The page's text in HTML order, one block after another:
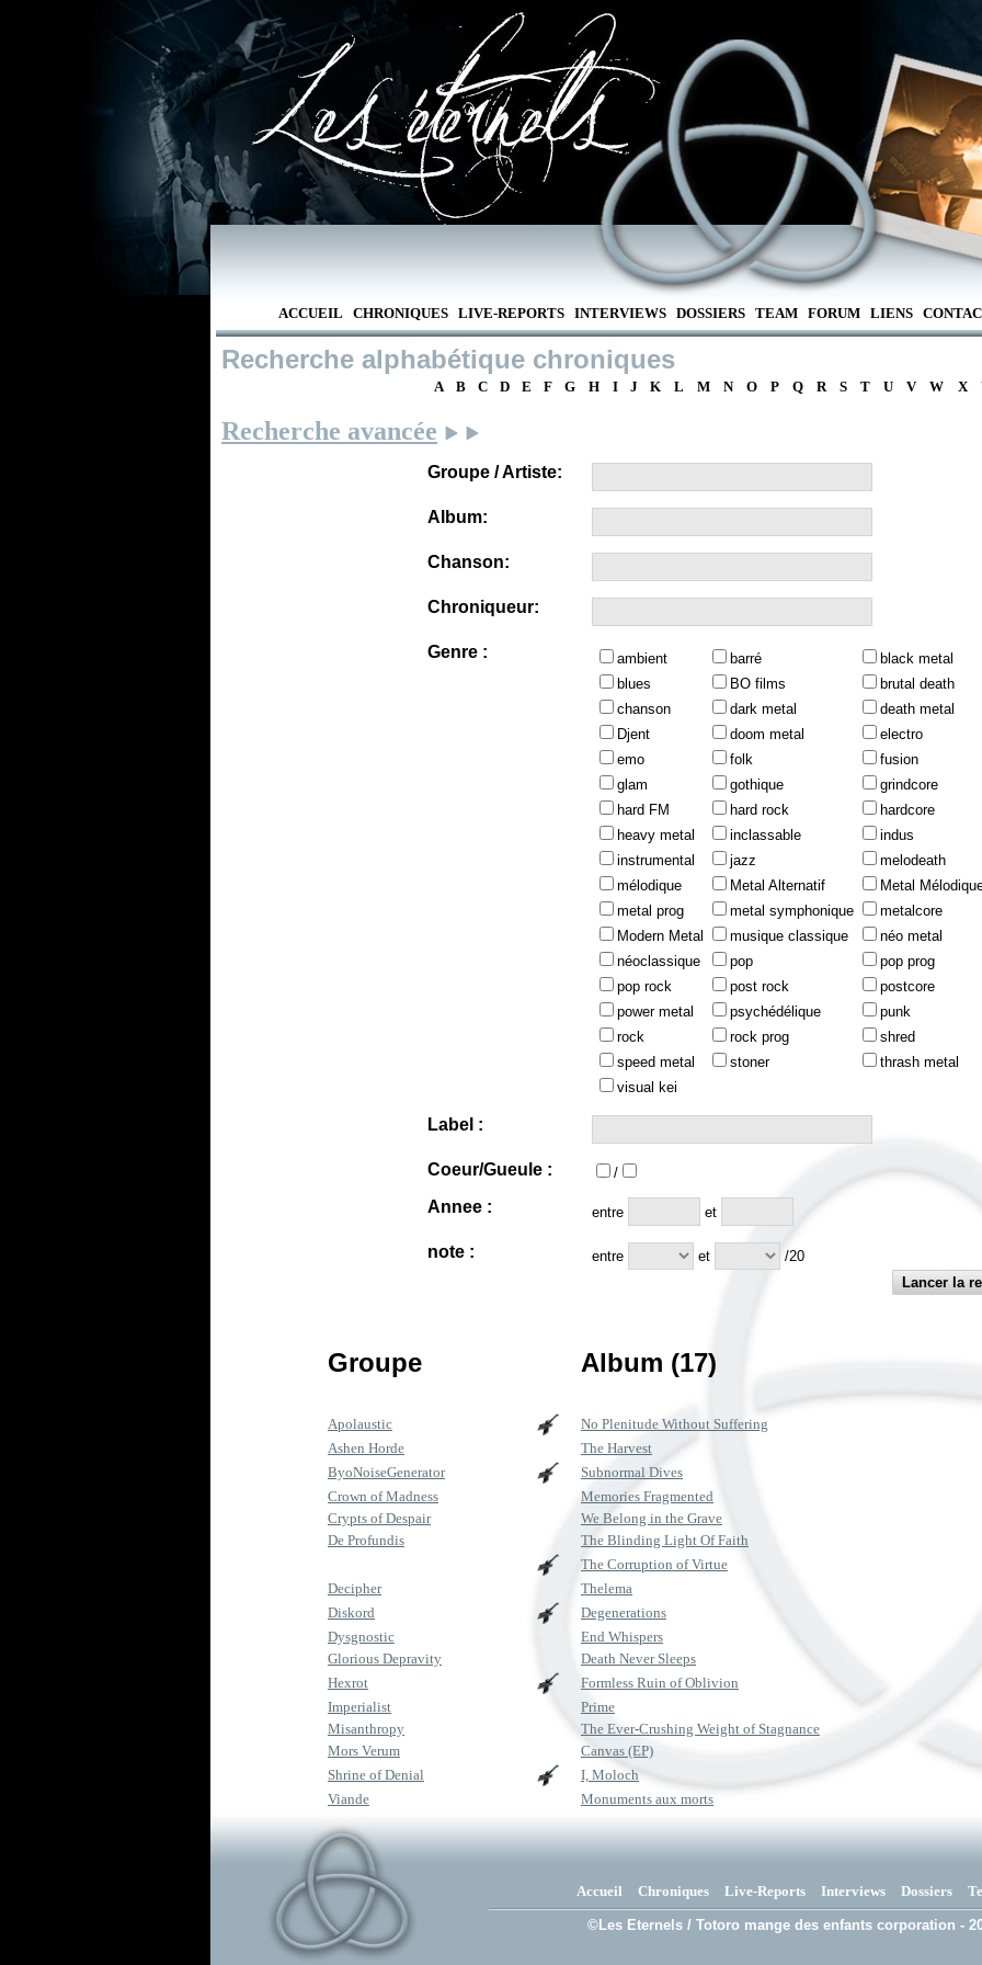
ACCUEIL CHRONIQUES LIVE-REPORTS INTERVIEWS DOSSIERS TEAM FORUM LIENS
Recherche alphabétique chroniques
A B C D E F G H I J K L M N O P Q R S T U V W X
Recherche avancée
Groupe / Artiste:
Album:
Chanson:
Chroniqueur:
Genre : ambient barré
black metal
blues
BO films
brutal death
chanson
dark metal
death metal
Djent
doom metal
electro
emo
folk
fusion
glam
gothique
grindcore
hard FM
hard rock
hardcore
heavy metal
inclassable
indus
instrumental
jazz
melodeath
mélodique
Metal Alternatif
Metal
metal prog
metal symphonique
metalcore
Modern Metal
musique classique
néo metal
néoclassique
pop
pop prog
pop rock
post rock
postcore
power metal
psychédélique
punk
rock
rock prog
shred
speed metal
stoner
thrash metal
visual kei
Label :
Coeur/Gueule : /
Annee : entre et
note : entre et /20
Groupe Album (17)
Apolaustic
No Plenitude Without Suffering
Ashen Horde
The Harvest
ByoNoiseGenerator
Subnormal Dives
Crown of Madness
Memories Fragmented
Crypts of Despair
We Belong in the Grave
De Profundis
The Blinding Light Of Faith
The Corruption of Virtue
Decipher
Thelema
Diskord
Degenerations
Dysgnostic
End Whispers
Glorious Depravity
Death Never Sleeps
Hexrot
Formless Ruin of Oblivion
Imperialist
Prime
Misanthropy
The Ever-Crushing Weight of Stagnance
Mors Verum
Canvas (EP)
Shrine of Denial
I, Moloch
Viande
Monuments aux morts
Accueil Chroniques Live-Reports Interviews Dossiers
©Les Eternels / Totoro mange des enfants corporation -